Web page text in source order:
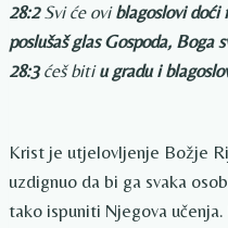
28:2Svi će oviblagoslovi
poslušaš glas Gospoda, Boga
28:3ćeš bitiu gradu i
Krist je utjelovljenje Božje
uzdignuo da bi ga svaka
tako ispuniti Njegova